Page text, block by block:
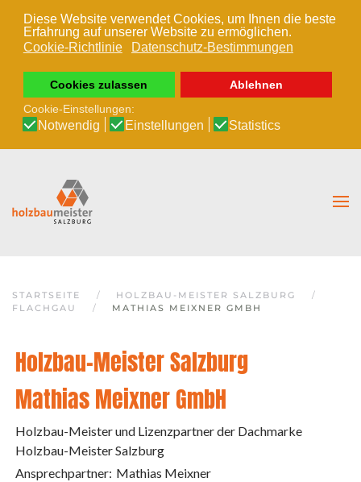
Diese Website verwendet Cookies, um Ihnen die beste
Erfahrung auf unserer Website zu ermöglichen.
Cookie-Richtlinie
Datenschutz-Bestimmungen
Cookies zulassen
Ablehnen
Cookie-Einstellungen:
Notwendig Einstellungen Statistics
Zum Hauptinhalt springen
STARTSEITE
HOLZBAU-MEISTER SALZBURG
FLACHGAU
MATHIAS MEIXNER GMBH
Holzbau-Meister Salzburg
Mathias Meixner GmbH
Holzbau-Meister und Lizenzpartner der Dachmarke
Holzbau-Meister Salzburg
Ansprechpartner: Mathias Meixner